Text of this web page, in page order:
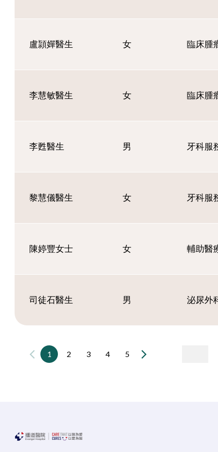
盧頴嬋醫生 女 臨床腫
李慧敏醫生 女 臨床腫
李甦醫生 男 牙科服
黎慧儀醫生 女 牙科服
陳婷豐女士 女 輔助醫
司徒石醫生 男 泌尿外
1 2 3 4 5